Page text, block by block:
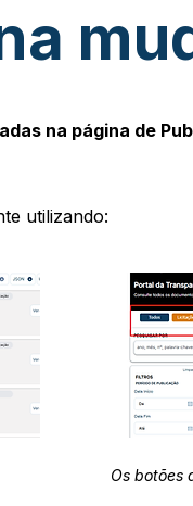
na página de
utilizando:
Os botões